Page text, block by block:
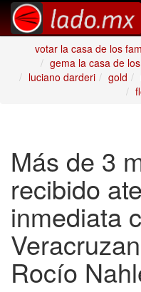
votar la casa de los
gema la casa de
luciano darderi
gold
Más de 3
recibido
inmediata
Rocío